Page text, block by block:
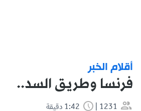
أقلام الخبر
فرنسا وطريق السد..
1231